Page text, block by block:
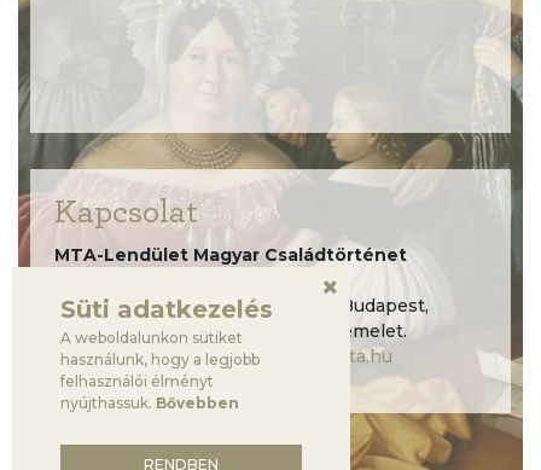
Süti adatkezelés
A weboldalunkon sütiket
használunk, hogy a legjobb
felhasználói élményt
nyújthassuk. Bővebben
RENDBEN
Kapcsolat
MTA-Lendület Magyar Családtörténet
Humán Tudományok Háza, 1097 Budapest,
Tóth Kálmán utca 4., B. épület, 4. emelet.
lendulet.csaladtortenetek@btk.mta.hu